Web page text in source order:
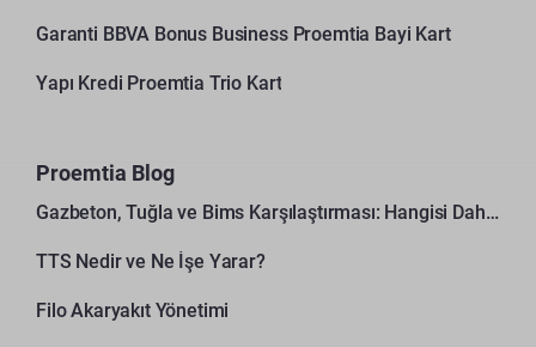
Garanti BBVA Bonus Business Proemtia Bayi Kart
Yapı Kredi Proemtia Trio Kart
Proemtia Blog
Gazbeton, Tuğla ve Bims Karşılaştırması: Hangisi Daha Avantajlı?
TTS Nedir ve Ne İşe Yarar?
Filo Akaryakıt Yönetimi